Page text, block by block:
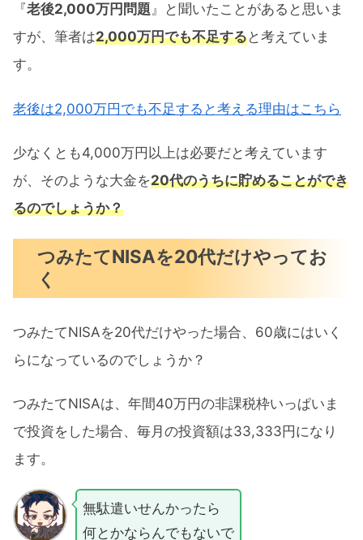
『老後2,000万円問題』と聞いたことがあると思いま
すが、筆者は2,000万円でも不足すると考えていま
す。
老後は2,000万円でも不足すると考える理由はこちら
少なくとも4,000万円以上は必要だと考えています
が、そのような大金を20代のうちに貯めることができ
るのでしょうか？
つみたてNISAを20代だけやってお
く
つみたてNISAを20代だけやった場合、60歳にはいく
らになっているのでしょうか？
つみたてNISAは、年間40万円の非課税枠いっぱいま
で投資をした場合、毎月の投資額は33,333円になり
ます。
無駄遣いせんかったら
何とかならんでもないで